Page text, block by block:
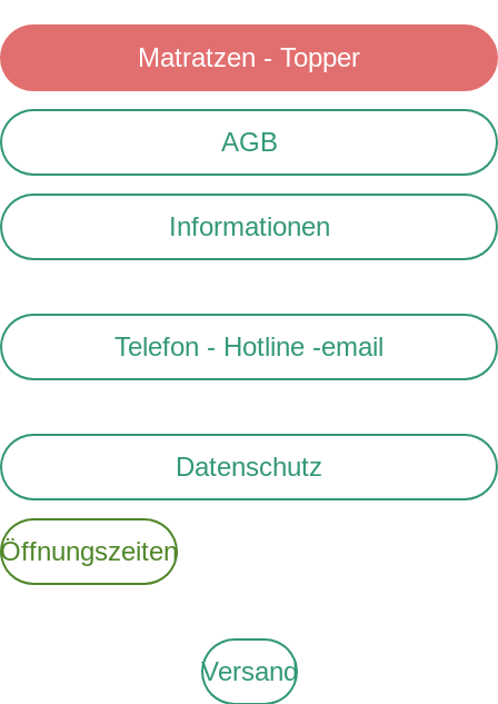
Matratzen - Topper
AGB
Informationen
Telefon - Hotline -email
Datenschutz
Öffnungszeiten
Versand